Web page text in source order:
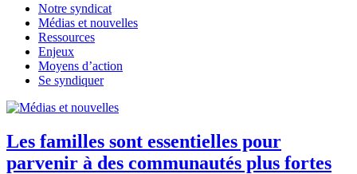
Notre syndicat
Médias et nouvelles
Ressources
Enjeux
Moyens d’action
Se syndiquer
Les familles sont essentielles pour
parvenir à des communautés plus fortes